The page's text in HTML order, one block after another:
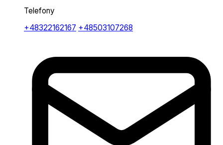
Telefony
+48322162167 +48503107268